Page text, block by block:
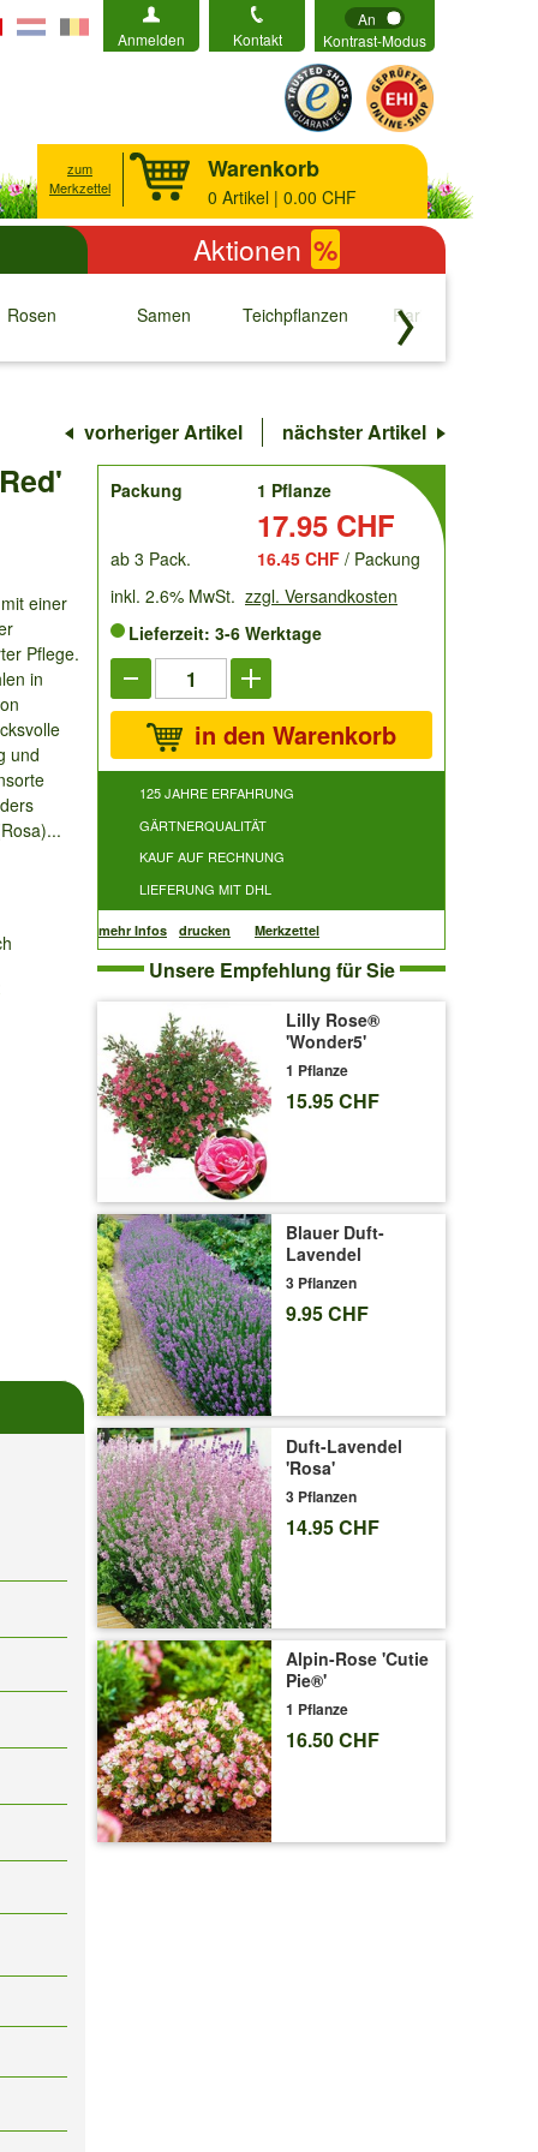
Anmelden Kontakt
An
Kontrast-Modus
zum
Merkzettel
Warenkorb
0 Artikel | 0.00 CHF
Aktionen %
Rosen Samen
↓
Teichpflanzen
↓
Raritäten
↓
vorheriger Artikel nächster Artikel
einer
Pflege.
in
und
order
Packung
1 Pflanze
17.95 CHF
ab 3 Pack. 16.45 CHF / Packung
inkl. 2.6% MwSt. zzgl. Versandkosten
Lieferzeit: 3-6 Werktage
in den Warenkorb
125 JAHRE ERFAHRUNG
GÄRTNERQUALITÄT
KAUF AUF RECHNUNG
LIEFERUNG MIT DHL
mehr Infos drucken Merkzettel
Unsere Empfehlung für Sie
Lilly Rose®
'Wonder5'
1 Pflanze
15.95 CHF
Blauer Duft-
Lavendel
3 Pflanzen
9.95 CHF
Duft-Lavendel
'Rosa'
3 Pflanzen
14.95 CHF
Alpin-Rose 'Cutie
Pie®'
1 Pflanze
16.50 CHF